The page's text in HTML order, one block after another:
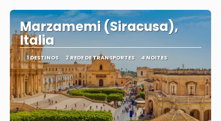
Marzamemi (Siracusa),
Italia
1 DESTINOS 2 REDE DE TRANSPORTES 4 NOITES